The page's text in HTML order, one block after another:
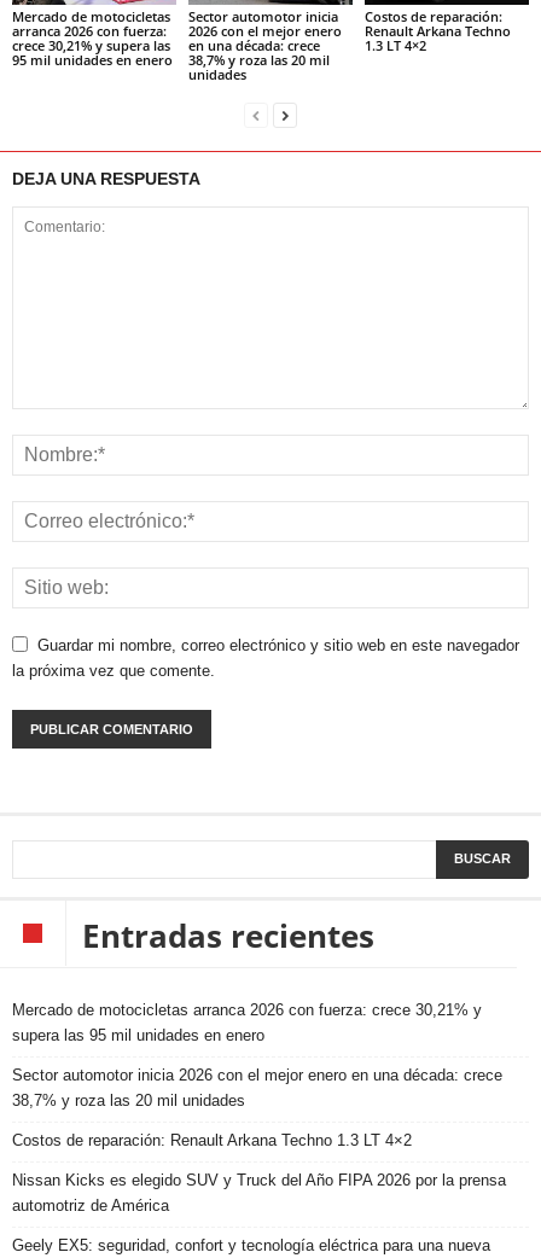
Mercado de motocicletas
arranca 2026 con fuerza:
crece 30,21% y supera las
95 mil unidades en enero
Sector automotor inicia
2026 con el mejor enero
en una década: crece
38,7% y roza las 20 mil
unidades
Costos de reparación:
Renault Arkana Techno
1.3 LT 4×2
DEJA UNA RESPUESTA
Guardar mi nombre, correo electrónico y sitio web en este navegador
la próxima vez que comente.
Entradas recientes
Mercado de motocicletas arranca 2026 con fuerza: crece 30,21% y
supera las 95 mil unidades en enero
Sector automotor inicia 2026 con el mejor enero en una década: crece
38,7% y roza las 20 mil unidades
Costos de reparación: Renault Arkana Techno 1.3 LT 4×2
Nissan Kicks es elegido SUV y Truck del Año FIPA 2026 por la prensa
automotriz de América
Geely EX5: seguridad, confort y tecnología eléctrica para una nueva